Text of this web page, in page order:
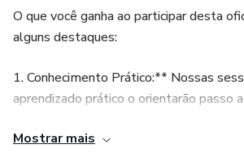
O que você ganha ao participar desta
alguns destaques:
1. Conhecimento Prático:** Nossas
aprendizado prático o orientarão passo
ingredientes até as técnicas de preparo,
Mostrar mais